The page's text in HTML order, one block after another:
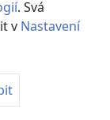
. Svá
v Nastavení
of Pennsylvania.